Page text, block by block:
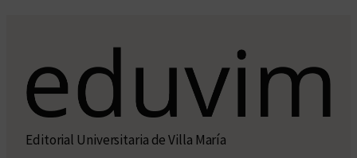
Editorial Universitaria de Villa María